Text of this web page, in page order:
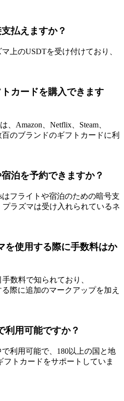
払えますか？
上のUSDTを受け付けており、
カードを購入できます
Amazon、Netflix、Steam、
のブランドのギフトカードに利
泊を予約できますか？
はフライトや宿泊のための暗号支
ラズマは受け入れられているネ
を使用する際に手数料はか
数料で知られており、
際に追加のマークアップを加え
利用可能ですか？
利用可能で、180以上の国と地
フトカードをサポートしていま